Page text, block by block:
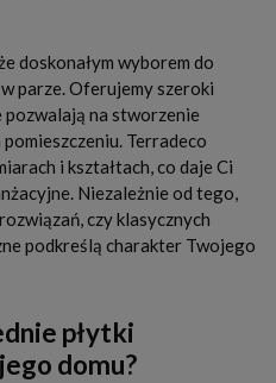
doskonałym wyborem do
parze. Oferujemy szeroki
na stworzenie
Terradeco
i kształtach, co daje Ci
Niezależnie od tego,
czy klasycznych
podkreślą charakter Twojego
płytki
domu?